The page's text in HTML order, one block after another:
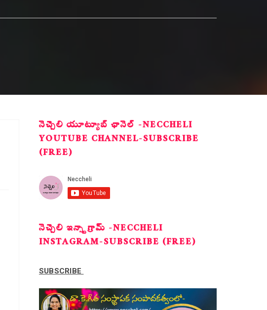
నెచ్చెలి యూట్యూబ్ ఛానెల్ -NECCHELI
YOUTUBE CHANNEL-SUBSCRIBE
(FREE)
నెచ్చెలి ఇన్స్టాగ్రామ్ -NECCHELI
INSTAGRAM-SUBSCRIBE (FREE)
SUBSCRIBE